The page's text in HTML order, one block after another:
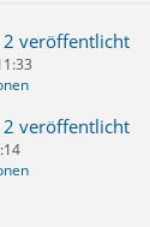
veröffentlicht
veröffentlicht